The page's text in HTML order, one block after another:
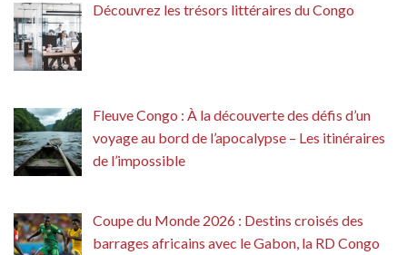
Découvrez les trésors littéraires du Congo
Fleuve Congo : À la découverte des défis d’un
voyage au bord de l’apocalypse – Les itinéraires
de l’impossible
Coupe du Monde 2026 : Destins croisés des
barrages africains avec le Gabon, la RD Congo